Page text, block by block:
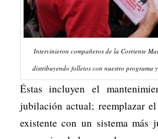
Intervinieron compañeros de la Corriente
distribuyendo folletos con nuestro programa
Éstas incluyen el
jubilación actual; reemplazar
existente con un sistema más